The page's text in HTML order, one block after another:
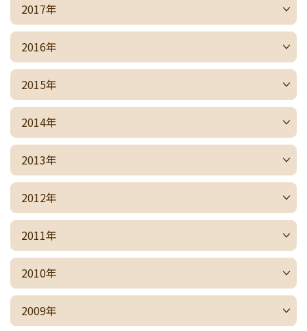
2017年
2016年
2015年
2014年
2013年
2012年
2011年
2010年
2009年